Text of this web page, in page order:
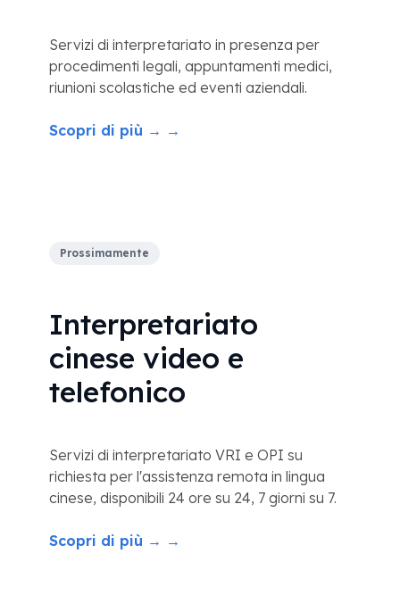
Servizi di interpretariato in presenza per
procedimenti legali, appuntamenti medici,
riunioni scolastiche ed eventi aziendali.
Scopri di più → →
Prossimamente
Interpretariato
cinese video e
telefonico
Servizi di interpretariato VRI e OPI su
richiesta per l'assistenza remota in lingua
cinese, disponibili 24 ore su 24, 7 giorni su 7.
Scopri di più → →